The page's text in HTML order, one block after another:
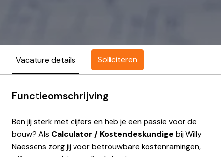
Vacature details Solliciteren
Functieomschrijving
Ben jij sterk met cijfers en heb je een passie voor de
bouw? Als Calculator / Kostendeskundige bij Willy
Naessens zorg jij voor betrouwbare kostenramingen,